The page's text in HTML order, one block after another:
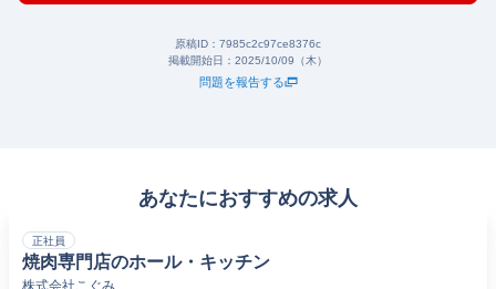
原稿ID： 7985c2c97ce8376c
掲載開始日： 2025/10/09（木）
問題を報告する
あなたにおすすめの求人
正社員
焼肉専門店のホール・キッチン
株式会社こぐみ